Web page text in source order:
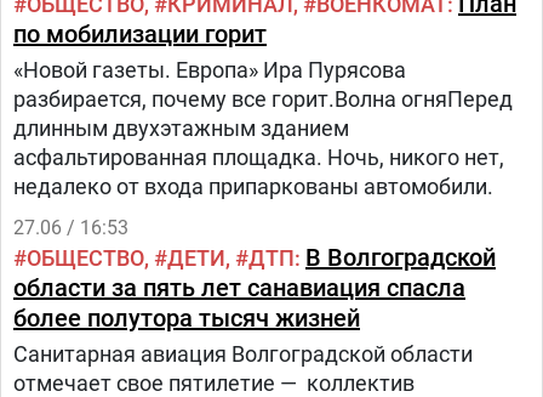
по мобилизации горит
«Новой газеты. Европа» Ира Пурясова
разбирается, почему все горит.Волна огняПеред
длинным двухэтажным зданием
асфальтированная площадка. Ночь, никого нет,
недалеко от входа припаркованы автомобили.
27.06 / 16:53
ОБЩЕСТВО ДЕТИ ДТП В Волгоградской
области за пять лет санавиация спасла
более полутора тысяч жизней
Санитарная авиация Волгоградской области
отмечает свое пятилетие — коллектив